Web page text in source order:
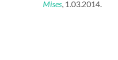
Mises, 1.03.2014.